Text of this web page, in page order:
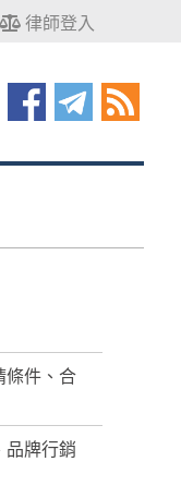
律師登入
條件、合
品牌行銷